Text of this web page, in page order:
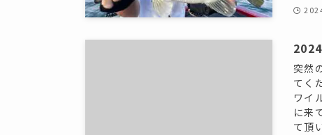
突然
てく
ワイ
に来
て頂